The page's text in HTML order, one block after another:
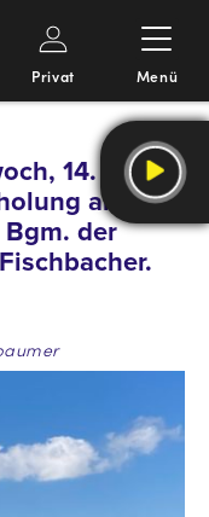
Privat Menü
14. Juni
am 28.
der